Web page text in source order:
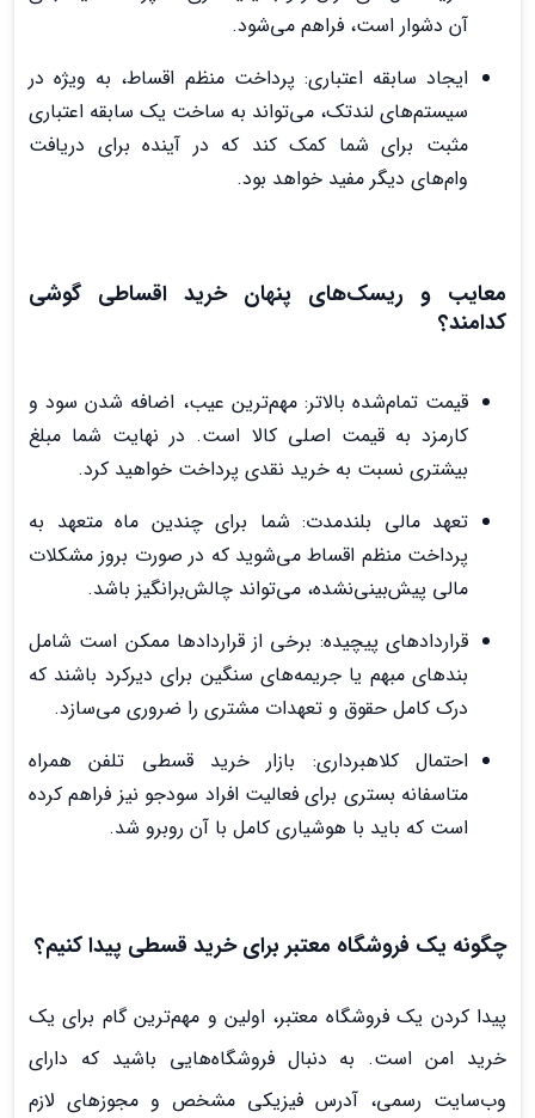
آن دشوار است، فراهم می‌شود.
ایجاد سابقه اعتباری: پرداخت منظم اقساط، به ویژه در
سیستم‌های لندتک، می‌تواند به ساخت یک سابقه اعتباری
مثبت برای شما کمک کند که در آینده برای دریافت
وام‌های دیگر مفید خواهد بود.
معایب و ریسک‌های پنهان خرید اقساطی گوشی
کدامند؟
قیمت تمام‌شده بالاتر: مهم‌ترین عیب، اضافه شدن سود و
کارمزد به قیمت اصلی کالا است. در نهایت شما مبلغ
بیشتری نسبت به خرید نقدی پرداخت خواهید کرد.
تعهد مالی بلندمدت: شما برای چندین ماه متعهد به
پرداخت منظم اقساط می‌شوید که در صورت بروز مشکلات
مالی پیش‌بینی‌نشده، می‌تواند چالش‌برانگیز باشد.
قراردادهای پیچیده: برخی از قراردادها ممکن است شامل
بندهای مبهم یا جریمه‌های سنگین برای دیرکرد باشند که
درک کامل حقوق و تعهدات مشتری را ضروری می‌سازد.
احتمال کلاهبرداری: بازار خرید قسطی تلفن همراه
متاسفانه بستری برای فعالیت افراد سودجو نیز فراهم کرده
است که باید با هوشیاری کامل با آن روبرو شد.
چگونه یک فروشگاه معتبر برای خرید قسطی پیدا کنیم؟
پیدا کردن یک فروشگاه معتبر، اولین و مهم‌ترین گام برای یک
خرید امن است. به دنبال فروشگاه‌هایی باشید که دارای
وب‌سایت رسمی، آدرس فیزیکی مشخص و مجوزهای لازم